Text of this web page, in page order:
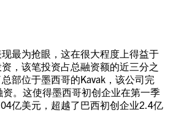
最为抢眼，这在很大程度上得益于
，该笔投资占总融资额的近三分之
部位于墨西哥的Kavak，该公司完
资。这使得墨西哥初创企业在第一季
亿美元，超越了巴西初创企业2.4亿